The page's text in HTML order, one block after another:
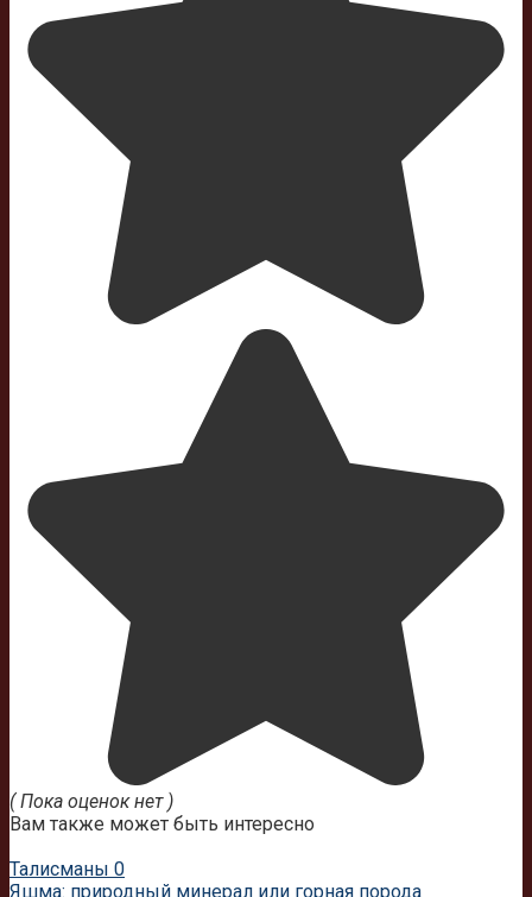
( Пока оценок нет )
Вам также может быть интересно
Талисманы 0
Яшма: природный минерал или горная порода